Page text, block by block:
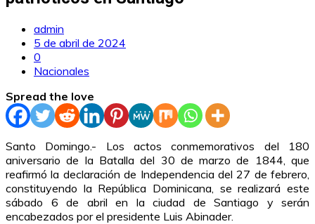
admin
5 de abril de 2024
0
Nacionales
Spread the love
Santo Domingo.- Los actos conmemorativos del 180
aniversario de la Batalla del 30 de marzo de 1844, que
reafirmó la declaración de Independencia del 27 de febrero,
constituyendo la República Dominicana, se realizará este
sábado 6 de abril en la ciudad de Santiago y serán
encabezados por el presidente Luis Abinader.